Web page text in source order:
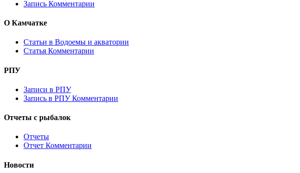
Запись Комментарии
О Камчатке
Статьи в Водоемы и акватории
Статья Комментарии
РПУ
Записи в РПУ
Запись в РПУ Комментарии
Отчеты с рыбалок
Отчеты
Отчет Комментарии
Новости